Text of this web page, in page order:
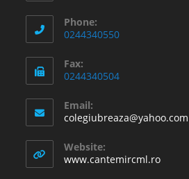
Phone:
0244340550
Fax:
0244340504
Email:
colegiubreaza@yahoo.com
Website:
www.cantemircml.ro